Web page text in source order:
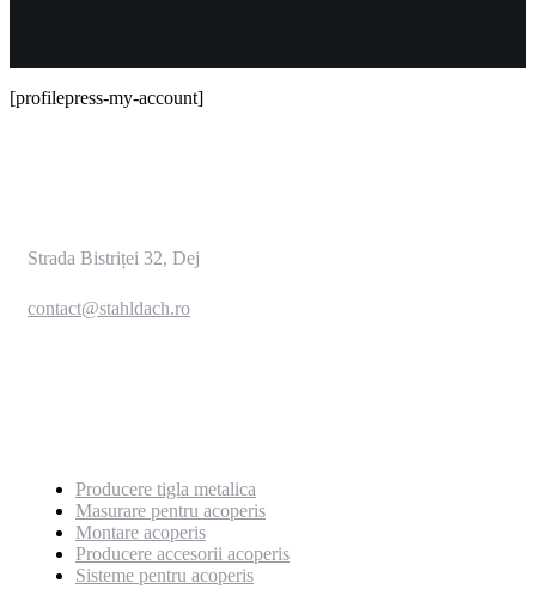
[profilepress-my-account]
Strada Bistriței 32, Dej
contact@stahldach.ro
Producere tigla metalica
Masurare pentru acoperis
Montare acoperis
Producere accesorii acoperis
Sisteme pentru acoperis